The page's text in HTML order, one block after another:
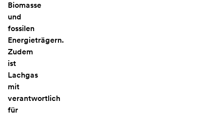
Biomasse
und
fossilen
Energieträgern.
Zudem
ist
Lachgas
mit
verantwortlich
für